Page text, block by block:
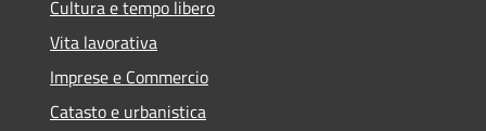
Cultura e tempo libero
Vita lavorativa
Imprese e Commercio
Catasto e urbanistica